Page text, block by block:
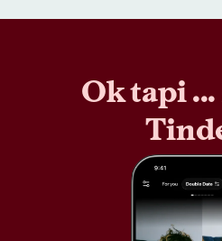
Ok tapi ...